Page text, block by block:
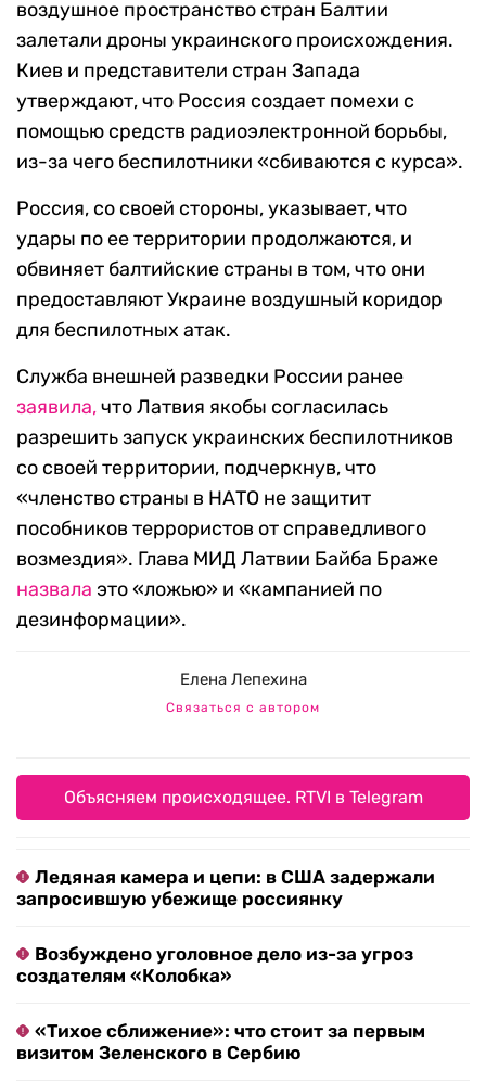
воздушное пространство стран Балтии
залетали дроны украинского происхождения.
Киев и представители стран Запада
утверждают, что Россия создает помехи с
помощью средств радиоэлектронной борьбы,
из-за чего беспилотники «сбиваются с курса».
Россия, со своей стороны, указывает, что
удары по ее территории продолжаются, и
обвиняет балтийские страны в том, что они
предоставляют Украине воздушный коридор
для беспилотных атак.
Служба внешней разведки России ранее
заявила,что Латвия якобы согласилась
разрешить запуск украинских беспилотников
со своей территории, подчеркнув, что
«членство страны в НАТО не защитит
пособников террористов от справедливого
возмездия». Глава МИД Латвии Байба Браже
назвала это «ложью» и «кампанией по
дезинформации».
Елена Лепехина
Связаться с автором
Объясняем происходящее. RTVI в Telegram
Ледяная камера и цепи: в США задержали
запросившую убежище россиянку
Возбуждено уголовное дело из-за угроз
создателям «Колобка»
«Тихое сближение»: что стоит за первым
визитом Зеленского в Сербию